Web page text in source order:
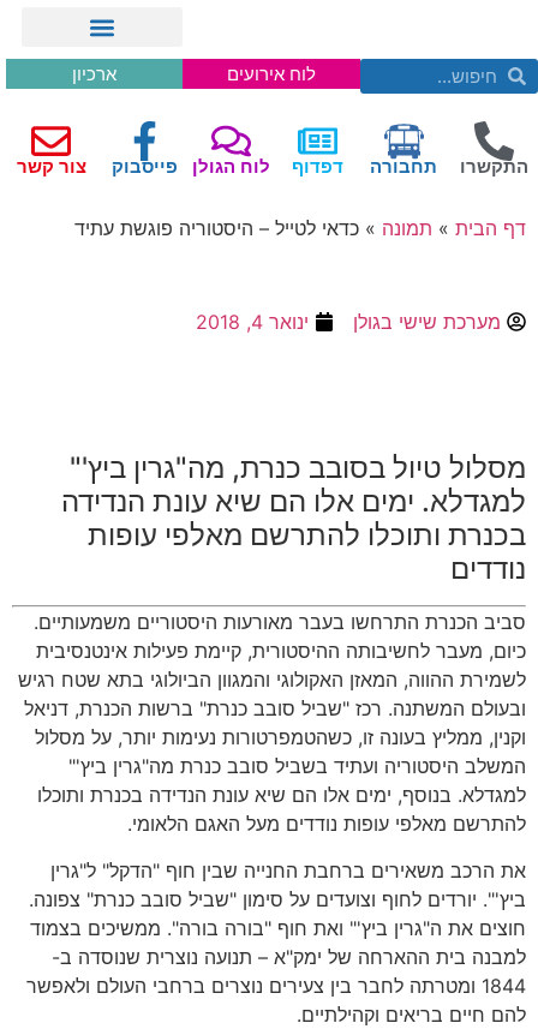
לוח אירועים ארכיון
התקשרו תחבורה דפדוף לוח הגולן פייסבוק צור קשר
דף הבית » תמונה » כדאי לטייל – היסטוריה פוגשת עתיד
מערכת שישי בגולן ינואר 4, 2018
מסלול טיול בסובב כנרת, מה"גרין ביץ'"
למגדלא. ימים אלו הם שיא עונת הנדידה
בכנרת ותוכלו להתרשם מאלפי עופות
נודדים
סביב הכנרת התרחשו בעבר מאורעות היסטוריים משמעותיים.
כיום, מעבר לחשיבותה ההיסטורית, קיימת פעילות אינטנסיבית
לשמירת ההווה, המאזן האקולוגי והמגוון הביולוגי בתא שטח רגיש
ובעולם המשתנה. רכז "שביל סובב כנרת" ברשות הכנרת, דניאל
וקנין, ממליץ בעונה זו, כשהטמפרטורות נעימות יותר, על מסלול
המשלב היסטוריה ועתיד בשביל סובב כנרת מה"גרין ביץ'"
למגדלא. בנוסף, ימים אלו הם שיא עונת הנדידה בכנרת ותוכלו
להתרשם מאלפי עופות נודדים מעל האגם הלאומי.
את הרכב משאירים ברחבת החנייה שבין חוף "הדקל" ל"גרין
ביץ'". יורדים לחוף וצועדים על סימון "שביל סובב כנרת" צפונה.
חוצים את ה"גרין ביץ'" ואת חוף "בורה בורה". ממשיכים בצמוד
למבנה בית ההארחה של ימק"א – תנועה נוצרית שנוסדה ב-
1844 ומטרתה לחבר בין צעירים נוצרים ברחבי העולם ולאפשר
להם חיים בריאים וקהילתיים.